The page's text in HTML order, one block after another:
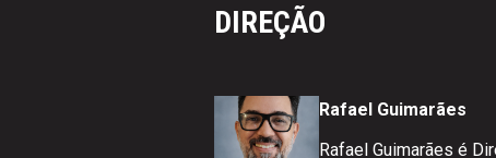
DIREÇÃO
Rafael Guimarães
Rafael Guimarães é